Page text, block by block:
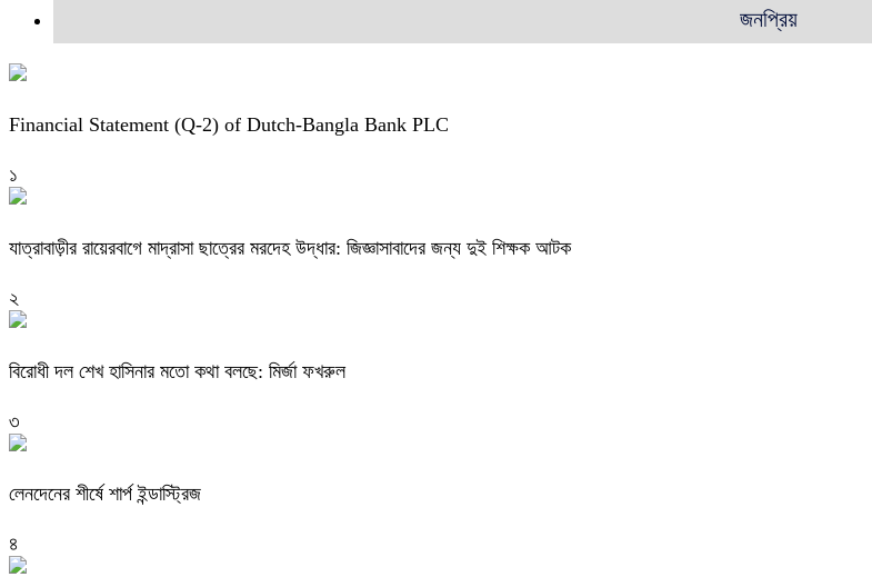
জনপ্রিয়
Financial Statement (Q-2) of Dutch-Bangla Bank PLC
১
যাত্রাবাড়ীর রায়েরবাগে মাদ্রাসা ছাত্রের মরদেহ উদ্ধার: জিজ্ঞাসাবাদের জন্য দুই শিক্ষক আটক
২
বিরোধী দল শেখ হাসিনার মতো কথা বলছে: মির্জা ফখরুল
৩
লেনদেনের শীর্ষে শার্প ইন্ডাস্ট্রিজ
৪